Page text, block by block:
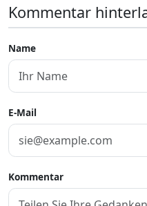
Kommentar
Name
E-Mail
Kommentar